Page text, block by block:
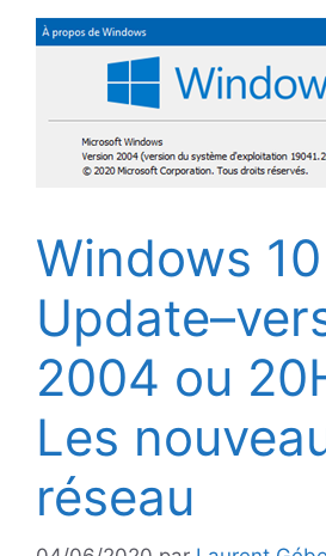
Windows
2004 ou
Les
réseau